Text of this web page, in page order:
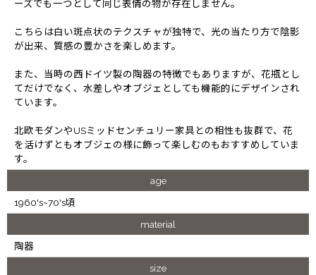
ーズでも一つとして同じ表情の物が存在しません。
こちらは白い斑点状のテクスチャが独特で、光の当たり方で陰影
が出来、質感の豊かさを楽しめます。
また、当時の西ドイツ製の陶器の特徴でもありますが、花瓶とし
てだけでなく、水差しやオブジェとしても機能的にデザインされ
ています。
北欧モダンやUSミッドセンチュリー家具との相性も抜群で、花
を活けずともオブジェの様に飾って楽しむのもおすすめしていま
す。
age
1960's~70's頃
material
陶器
size